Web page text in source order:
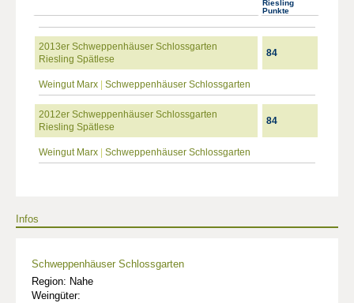
Riesling
Punkte
2013er Schweppenhäuser Schlossgarten
Riesling Spätlese
84
Weingut Marx Schweppenhäuser Schlossgarten
2012er Schweppenhäuser Schlossgarten
Riesling Spätlese
84
Weingut Marx Schweppenhäuser Schlossgarten
Infos
Schweppenhäuser Schlossgarten
Region: Nahe
Weingüter: